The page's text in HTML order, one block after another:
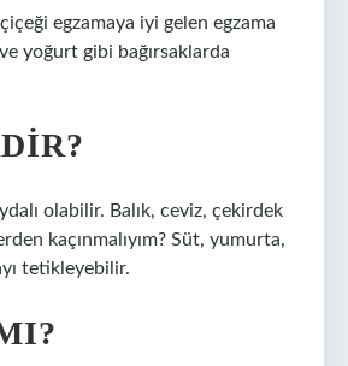
egzamaya iyi gelen egzama
yoğurt gibi bağırsaklarda
olabilir. Balık, ceviz, çekirdek
kaçınmalıyım? Süt, yumurta,
tetikleyebilir.